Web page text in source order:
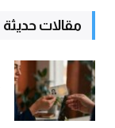
مقالات حديثة